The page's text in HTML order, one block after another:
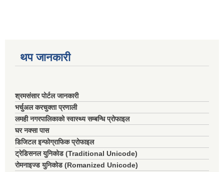
थप जानकारी
श्रमसंसार पोर्टल जानकारी
भर्चुअल करचुक्ता प्रणाली
लमही नगरपालिकाको स्वास्थ्य सम्बन्धि प्रोफाइल
घर नक्सा पास
डिजिटल इन्फोग्राफिक प्रोफाइल
ट्रेडिसनल युनिकोड (Traditional Unicode)
रोमनाइज्ड युनिकोड (Romanized Unicode)